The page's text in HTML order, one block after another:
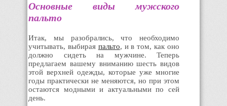
Основные виды мужского
пальто
Итак, мы разобрались, что необходимо
учитывать, выбирая пальто, и в том, как оно
должно сидеть на мужчине. Теперь
предлагаем вашему вниманию шесть видов
этой верхней одежды, которые уже многие
годы практически не меняются, но при этом
остаются модными и актуальными по сей
день.